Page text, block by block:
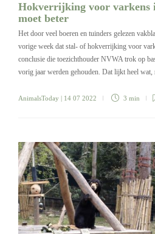
Hokverrijking voor varkens
moet beter
Het door veel boeren en tuinders gelezen
vorige week dat stal- of hokverrijking voor
conclusie die toezichthouder NVWA trok op
vorig jaar werden gehouden. Dat lijkt heel wat,
AnimalsToday | 14 07 2022 3 min